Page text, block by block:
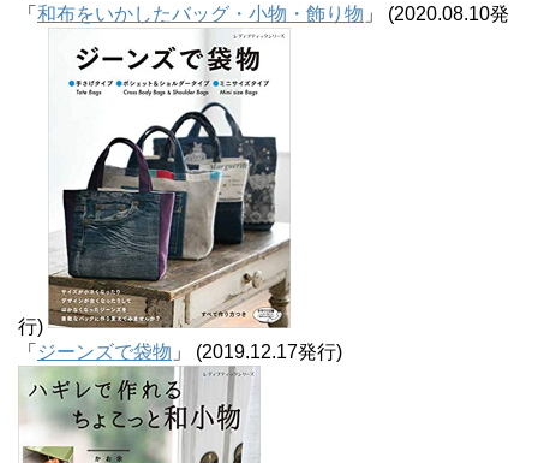
「 和布をいかしたバッグ・小物・飾り物 」 (2020.08.10発
行)
「 ジーンズで袋物 」 (2019.12.17発行)